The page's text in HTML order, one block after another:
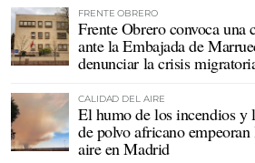
FRENTE OBRERO
Frente Obrero convoca una
ante la Embajada de
denunciar la crisis
CALIDAD DEL AIRE
El humo de los incendios y
de polvo africano
aire en Madrid